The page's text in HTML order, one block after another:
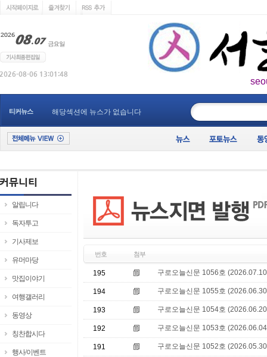
티커뉴스 해당섹션에 뉴스가 없습니다
알립니다
독자투고
기사제보
유머마당
맛집이야기
여행갤러리
동영상
칭찬합시다
행사/이벤트
번호 첨부
195 구로오늘신문 1056호
194 구로오늘신문 1055호
193 구로오늘신문 1054호
192 구로오늘신문 1053호
191 구로오늘신문 1052호